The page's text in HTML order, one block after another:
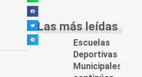
Las más leídas
Escuelas
Deportivas
Municipales